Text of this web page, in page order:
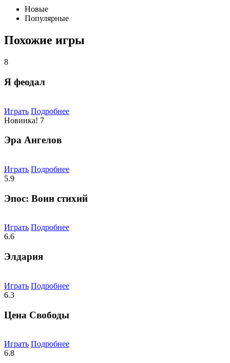
Новые
Популярные
Похожие игры
8
Я феодал
Играть Подробнее
Новинка! 7
Эра Ангелов
Играть Подробнее
5.9
Эпос: Воин стихий
Играть Подробнее
6.6
Элдария
Играть Подробнее
6.3
Цена Свободы
Играть Подробнее
6.8